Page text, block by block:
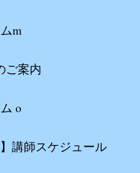
m
ご案内
o
講師スケジュール